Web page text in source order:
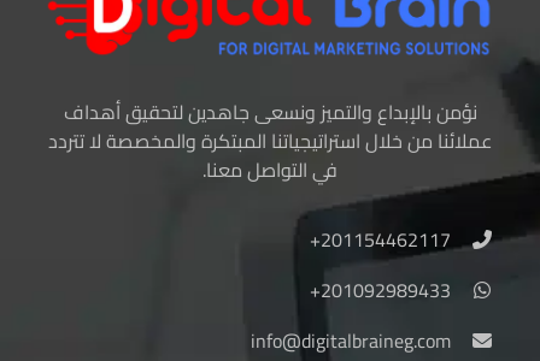
نؤمن بالإبداع والتميز ونسعى جاهدين لتحقيق أهداف
عملائنا من خلال استراتيجياتنا المبتكرة والمخصصة لا تتردد
في التواصل معنا.
201154462117+
201092989433+
info@digitalbraineg.com